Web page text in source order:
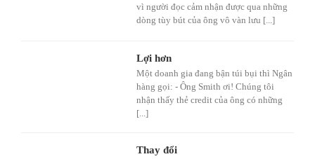
vì người đọc cảm nhận được qua những
dòng tùy bút của ông vô vàn lưu [...]
Lợi hơn
Một doanh gia đang bận túi bụi thì Ngân
hàng gọi: - Ông Smith ơi! Chúng tôi
nhận thấy thẻ credit của ông có những
[...]
Thay đổi